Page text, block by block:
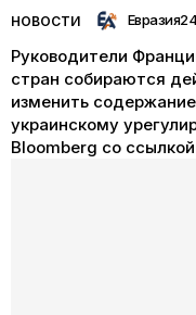
НОВОСТИ Евразия24
Руководители
стран собираются
изменить
украинскому
Bloomberg со